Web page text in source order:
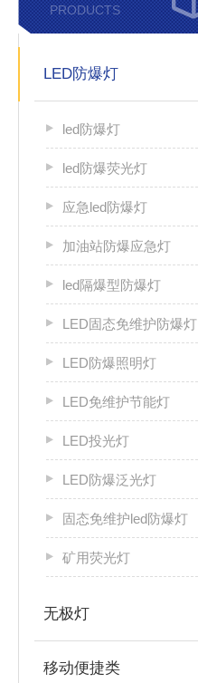
PRODUCTS
LED防爆灯
led防爆灯
led防爆荧光灯
应急led防爆灯
加油站防爆应急灯
led隔爆型防爆灯
LED固态免维护防爆灯
LED防爆照明灯
LED免维护节能灯
LED投光灯
LED防爆泛光灯
固态免维护led防爆灯
矿用荧光灯
无极灯
移动便捷类